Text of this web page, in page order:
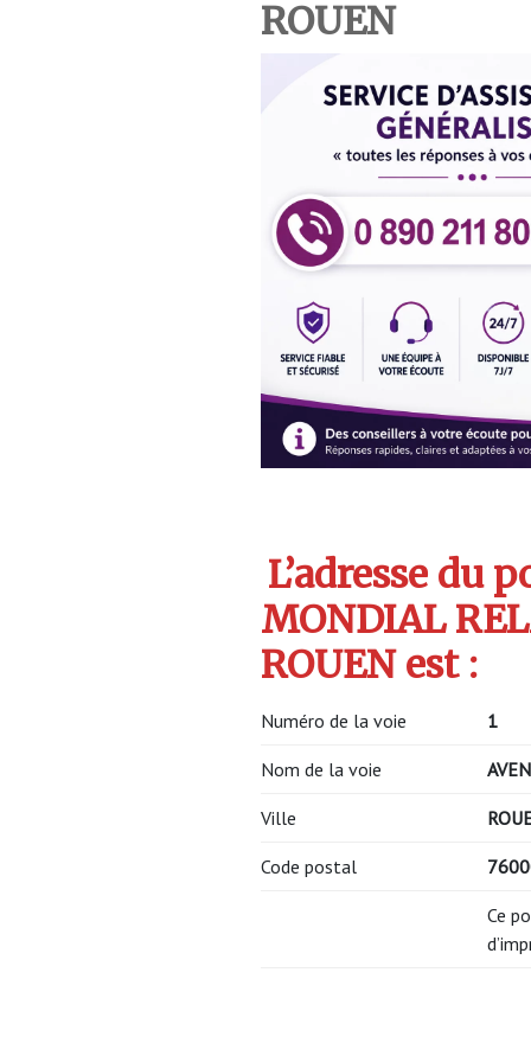
ROUEN
L’adresse du
MONDIAL
ROUEN est :
Numéro de la voie 1
Nom de la voie
Ville
Code postal
Ce